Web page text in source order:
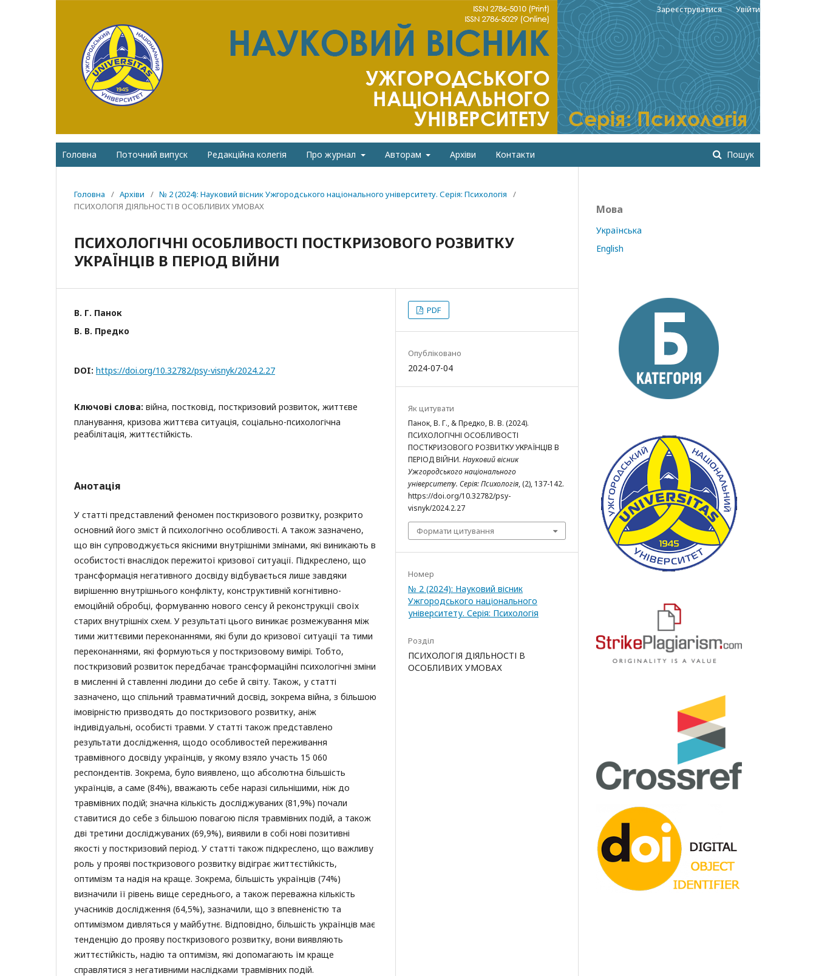
Головна Поточний випуск Редакційна колегія Про журнал Авторам Архіви Контакти Пошук
Зареєструватися Увійти
Головна / Архіви / № 2 (2024): Науковий вісник Ужгородського національного університету. Серія: Психологія
/
ПСИХОЛОГІЯ ДІЯЛЬНОСТІ В ОСОБЛИВИХ УМОВАХ
ПСИХОЛОГІЧНІ ОСОБЛИВОСТІ ПОСТКРИЗОВОГО РОЗВИТКУ
УКРАЇНЦІВ В ПЕРІОД ВІЙНИ
В. Г. Панок
В. В. Предко
DOI: https://doi.org/10.32782/psy-visnyk/2024.2.27
Ключові слова: війна, постковід, посткризовий розвиток, життєве
планування, кризова життєва ситуація, соціально-психологічна
реабілітація, життєстійкість.
Анотація
У статті представлений феномен посткризового розвитку, розкрито
основний його зміст й психологічно особливості. А також зазначено,
що він супроводжується якісними внутрішніми змінами, які виникають в
особистості внаслідок пережитої кризової ситуації. Підкреслено, що
трансформація негативного досвіду відбувається лише завдяки
вирішенню внутрішнього конфлікту, конструктивній когнітивно-
емоційній обробці, формуванню нового сенсу й реконструкції своїх
старих внутрішніх схем. У результаті цього виникає розмежування між
тими життєвими переконаннями, які були до кризової ситуації та тими
переконаннями, які формуються у посткризовому вимірі. Тобто,
посткризовий розвиток передбачає трансформаційні психологічні зміни
в мисленні й ставленні людини до себе й світу. Також, у статті
зазначено, що спільний травматичний досвід, зокрема війна, з більшою
імовірністю призводять до посткризового розвитку, аніж
індивідуальні, особисті травми. У статті також представлено
результати дослідження, щодо особливостей переживання
травмівного досвіду українців, у якому взяло участь 15 060
респондентів. Зокрема, було виявлено, що абсолютна більшість
українців, а саме (84%), вважають себе наразі сильнішими, ніж до
травмівних подій; значна кількість досліджуваних (81,9%) почали
ставитися до себе з більшою повагою після травмівних подій, а також
дві третини досліджуваних (69,9%), виявили в собі нові позитивні
якості у посткризовий період. У статті також підкреслено, що важливу
роль у прояві посткризового розвитку відіграє життєстійкість,
оптимізм та надія на краще. Зокрема, більшість українців (74%)
визначили її рівень вище середнього, а також переважна кількість
учасників дослідження (64,5%), зазначили, що з впевненістю та
оптимізмом дивляться у майбутнє. Відповідно, більшість українців має
тенденцію до прояву посткризового розвитку, вони виявляють
життєстійкість, надію та оптимізм, які допомагають їм краще
справлятися з негативними наслідками травмівних подій.
PDF
Опубліковано
2024-07-04
Як цитувати
Панок, В. Г., & Предко, В. В. (2024).
ПСИХОЛОГІЧНІ ОСОБЛИВОСТІ
ПОСТКРИЗОВОГО РОЗВИТКУ УКРАЇНЦІВ В
ПЕРІОД ВІЙНИ. Науковий вісник
Ужгородського національного
університету. Серія: Психологія, (2), 137-142.
https://doi.org/10.32782/psy-
visnyk/2024.2.27
Формати цитування
Номер
№ 2 (2024): Науковий вісник
Ужгородського національного
університету. Серія: Психологія
Розділ
ПСИХОЛОГІЯ ДІЯЛЬНОСТІ В
ОСОБЛИВИХ УМОВАХ
Мова
Українська
English